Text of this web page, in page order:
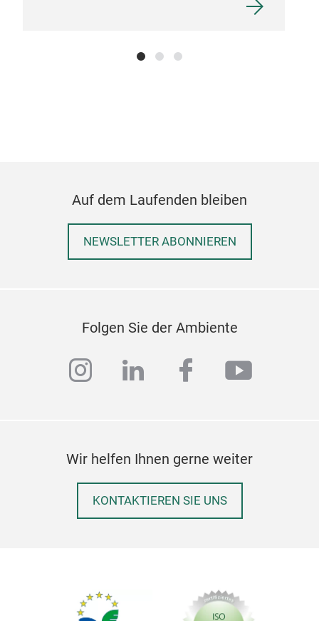
Auf dem Laufenden bleiben
NEWSLETTER ABONNIEREN
Folgen Sie der Ambiente
instagram
linkedinfacebook
Wir helfen Ihnen gerne weiter
KONTAKTIEREN SIE UNS